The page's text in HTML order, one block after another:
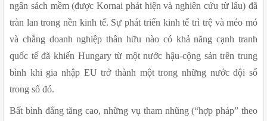
ngân sách mềm (được Kornai phát hiện và nghiên cứu từ lâu) đã
tràn lan trong nền kinh tế. Sự phát triển kinh tế trì trệ và méo mó
và chẳng doanh nghiệp thân hữu nào có khả năng cạnh tranh
quốc tế đã khiến Hungary từ một nước hậu-cộng sản trên trung
bình khi gia nhập EU trở thành một trong những nước đội sổ
trong số đó.
Bất bình đẳng tăng cao, những vụ tham nhũng (“hợp pháp” theo